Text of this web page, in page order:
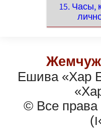
15. Часы,
Ешива «Хар
© Все